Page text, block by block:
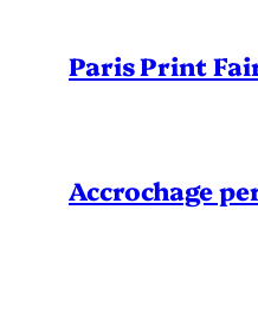
Paris Print
Accrochage